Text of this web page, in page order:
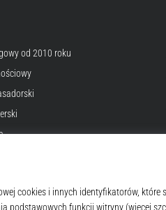
od 2010 roku